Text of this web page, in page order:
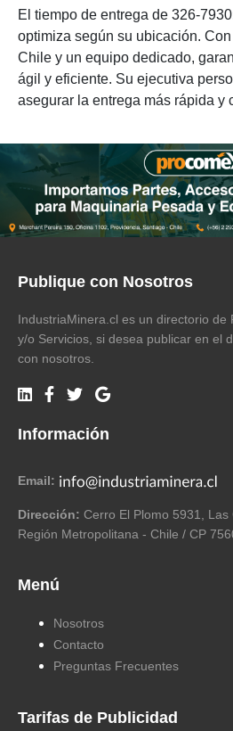
El tiempo de entrega de 326-
optimiza según su ubicación.
Chile y un equipo dedicado,
ágil y eficiente. Su ejecutiva
asegurar la entrega más rápida y
Publique con Nosotros
IndustriaMinera.cl es un directorio de
y/o Servicios, si desea publicar en el
con nosotros.
Información
Email:
Dirección: Cerro El Plomo 5931, Las
Región Metropolitana - Chile / CP
Menú
Nosotros
Contacto
Preguntas Frecuentes
Tarifas de Publicidad